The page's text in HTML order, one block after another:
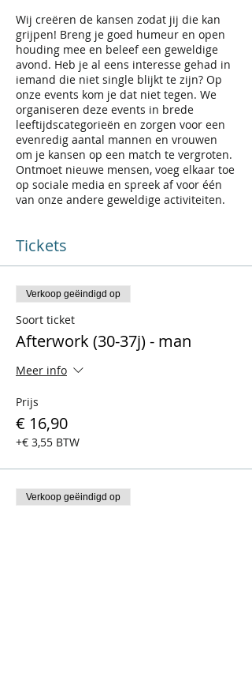
Wij creëren de kansen zodat jij die kan
grijpen! Breng je goed humeur en open
houding mee en beleef een geweldige
avond. Heb je al eens interesse gehad in
iemand die niet single blijkt te zijn? Op
onze events kom je dat niet tegen. We
organiseren deze events in brede
leeftijdscategorieën en zorgen voor een
evenredig aantal mannen en vrouwen
om je kansen op een match te vergroten.
Ontmoet nieuwe mensen, voeg elkaar toe
op sociale media en spreek af voor één
van onze andere geweldige activiteiten.
Tickets
Verkoop geëindigd op
Soort ticket
Afterwork (30-37j) - man
Meer info
Prijs
€ 16,90
+€ 3,55 BTW
Verkoop geëindigd op